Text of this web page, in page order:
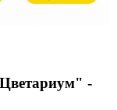
-